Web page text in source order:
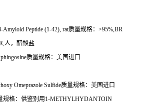
-Amyloid Peptide (1-42), rat质量规格： >95%,BR
人，醋酸盐
质量规格：美国进口
Omeprazole Sulfide质量规格：美国进口
规格：供鉴别用 1-METHYLHYDANTOIN